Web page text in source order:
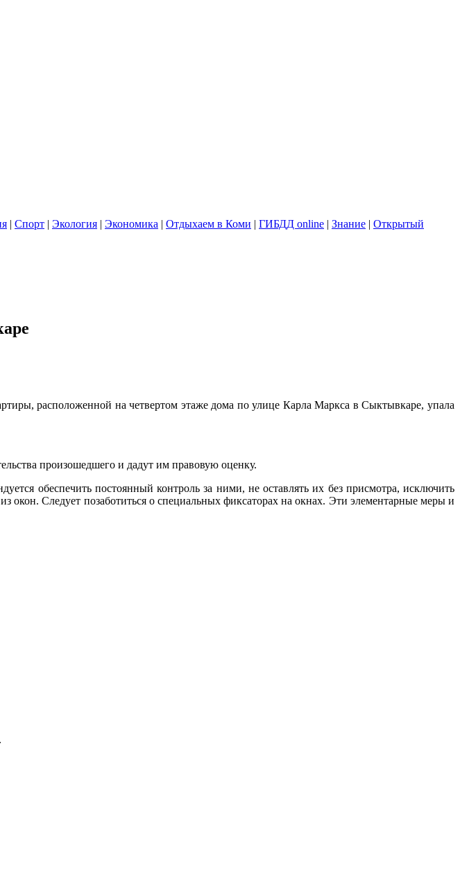
| Спорт | Экология | Экономика | Отдыхаем в Коми | ГИБДД online | Знание | Открытый
расположенной на четвертом этаже дома по улице Карла Маркса в Сыктывкаре, упала
произошедшего и дадут им правовую оценку.
обеспечить постоянный контроль за ними, не оставлять их без присмотра, исключить
Следует позаботиться о специальных фиксаторах на окнах. Эти элементарные меры и